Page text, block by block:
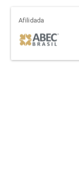
afiliada
Afilidada